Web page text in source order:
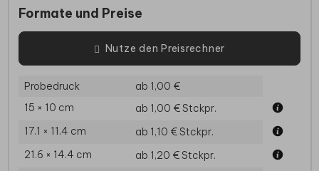
Formate und Preise
Nutze den Preisrechner
Probedruck
ab 1,00 €
15 × 10 cm
ab 1,00 €Stckpr.
17.1 × 11.4 cm
ab 1,10 €Stckpr.
21.6 × 14.4 cm
ab 1,20 €Stckpr.